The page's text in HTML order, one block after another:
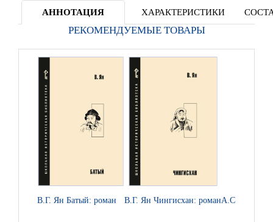
АННОТАЦИЯ ХАРАКТЕРИСТИКИ
РЕКОМЕНДУЕМЫЕ ТОВАРЫ
В.Г. Ян Батый: роман В.Г. Ян Чингисхан: романА.С. Пушкин